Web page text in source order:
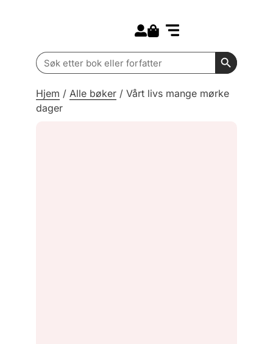
Search
for:
Search
Hjem / Alle bøker / Vårt livs mange mørke
dager